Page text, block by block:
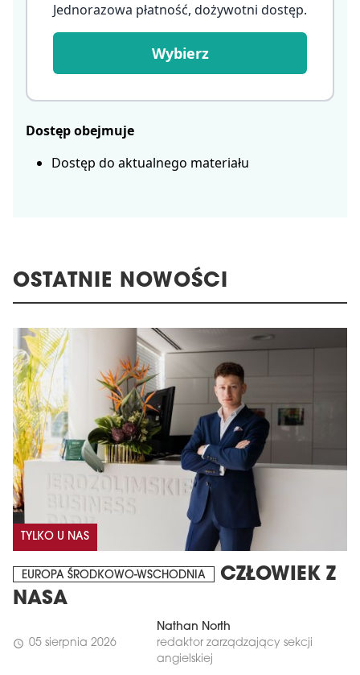
Jednorazowa płatność, dożywotni dostęp.
Wybierz
Dostęp obejmuje
Dostęp do aktualnego materiału
OSTATNIE NOWOŚCI
TYLKO U NAS
EUROPA ŚRODKOWO-WSCHODNIA
CZŁOWIEK Z
NASA
schedule 05 sierpnia 2026
Nathan North
redaktor zarządzający sekcji
angielskiej